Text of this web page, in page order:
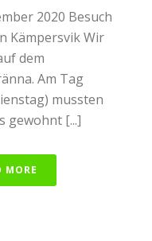
2020 Besuch
Kämpersvik Wir
dem
Am Tag
mussten
gewohnt [...]
MORE